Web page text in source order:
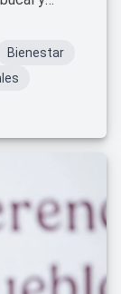
Bienestar